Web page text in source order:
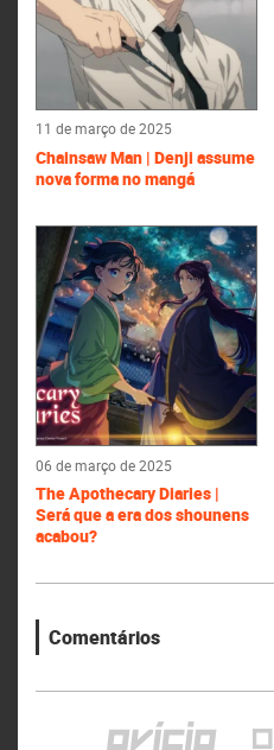
11 de março de 2025
Chainsaw Man | Denji assume
nova forma no mangá
06 de março de 2025
The Apothecary Diaries |
Será que a era dos shounens
acabou?
Comentários